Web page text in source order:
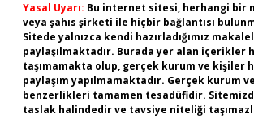
Yasal Uyarı: Bu internet sitesi, herhangi bir
veya şahıs şirketi ile hiçbir bağlantısı
Sitede yalnızca kendi hazırladığımız
paylaşılmaktadır. Burada yer alan içerikler
taşımamakta olup, gerçek kurum ve kişiler
paylaşım yapılmamaktadır. Gerçek kurum
benzerlikleri tamamen tesadüfidir.
taslak halindedir ve tavsiye niteliği